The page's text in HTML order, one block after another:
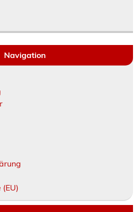
Navigation